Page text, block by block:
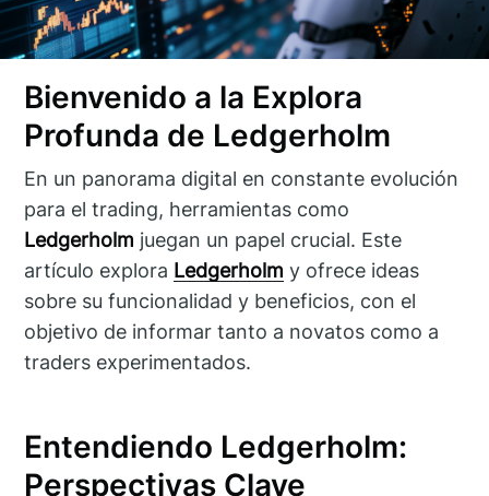
Bienvenido a la Explora
Profunda de Ledgerholm
En un panorama digital en constante evolución
para el trading, herramientas como
Ledgerholm juegan un papel crucial. Este
artículo explora Ledgerholm y ofrece ideas
sobre su funcionalidad y beneficios, con el
objetivo de informar tanto a novatos como a
traders experimentados.
Entendiendo Ledgerholm:
Perspectivas Clave